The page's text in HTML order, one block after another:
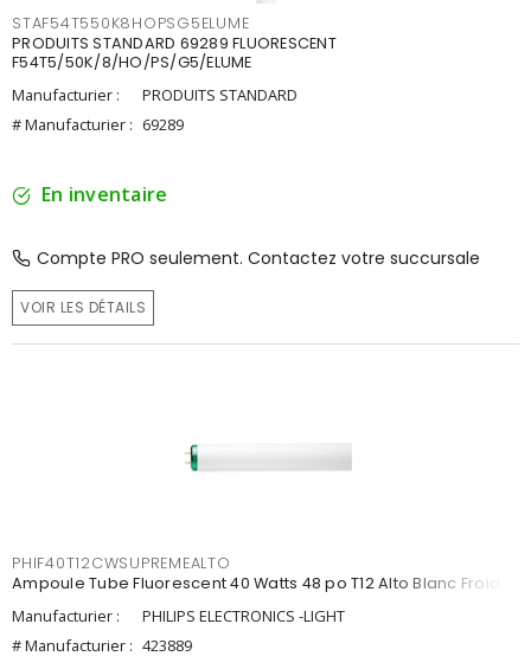
STAF54T550K8HOPSG5ELUME
PRODUITS STANDARD 69289 FLUORESCENT
F54T5/50K/8/HO/PS/G5/ELUME
Manufacturier :
PRODUITS STANDARD
# Manufacturier : 69289
En inventaire
Compte PRO seulement. Contactez votre succursale
VOIR LES DÉTAILS
PHIF40T12CWSUPREMEALTO
Ampoule Tube Fluorescent 40 Watts 48 po T12 Alto Blanc Froid
Manufacturier :
PHILIPS ELECTRONICS -LIGHT
# Manufacturier : 423889